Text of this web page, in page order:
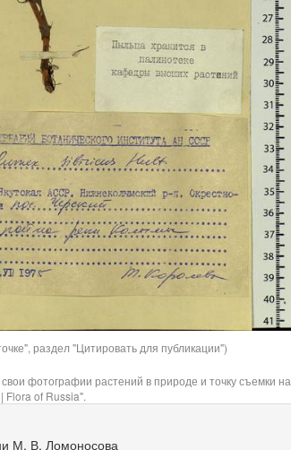
раздел "Цитировать для публикации")
фотографии растений в природе и точку съемки на
Flora of Russia".
М. В. Ломоносова